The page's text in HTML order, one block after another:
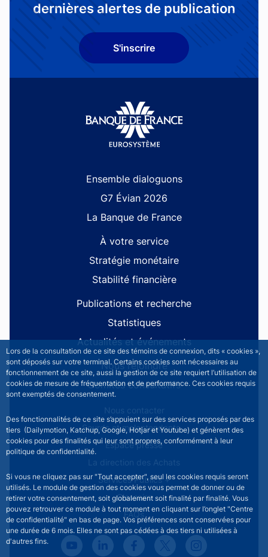
Lors de la consultation de ce site des témoins de connexion, dits « cookies »,
sont déposés sur votre terminal. Certains cookies sont nécessaires au
fonctionnement de ce site, aussi la gestion de ce site requiert l’utilisation de
cookies de mesure de fréquentation et de performance. Ces cookies requis
sont exemptés de consentement.
Des fonctionnalités de ce site s’appuient sur des services proposés par des
tiers (Dailymotion, Katchup, Google, Hotjar et Youtube) et génèrent des
cookies pour des finalités qui leur sont propres, conformément à leur
politique de confidentialité.
Si vous ne cliquez pas sur "Tout accepter", seul les cookies requis seront
utilisés. Le module de gestion des cookies vous permet de donner ou de
retirer votre consentement, soit globalement soit finalité par finalité. Vous
pouvez retrouver ce module à tout moment en cliquant sur l’onglet "Centre
de confidentialité" en bas de page. Vos préférences sont conservées pour
une durée de 6 mois. Elles ne sont pas cédées à des tiers ni utilisées à
d'autres fins.
dernières alertes de publication
S'inscrire
Site navigationEnsemble dialoguons
G7 Évian 2026
La Banque de France
À votre service
Stratégie monétaire
Stabilité financière
Publications et recherche
Statistiques
Actualités et événements
Nous rejoindre
Comités consultatifs
Footer secondary menuNous contacter
Sourds et malentendants
Espace presse
La direction des Achats
Services Publics +
Glossaire
FAQs